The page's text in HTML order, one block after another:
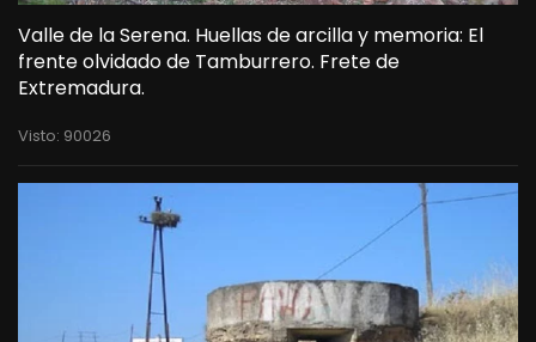
Valle de la Serena. Huellas de arcilla y memoria: El
frente olvidado de Tamburrero. Frete de
Extremadura.
Visto: 90026